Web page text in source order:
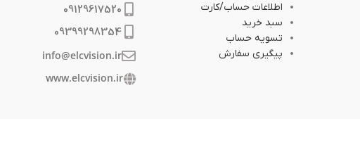
اطلاعات حساب/کارت
سبد خرید
تسویه حساب
پیگیری سفارش
09129617520
09399298354
info@elcvision.ir
www.elcvision.ir